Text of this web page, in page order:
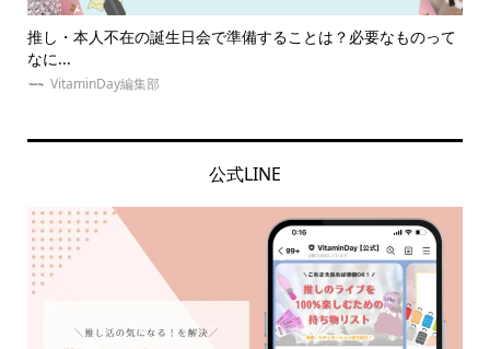
推し・本人不在の誕生日会で準備することは？必要なものって
なに...
VitaminDay編集部
公式LINE